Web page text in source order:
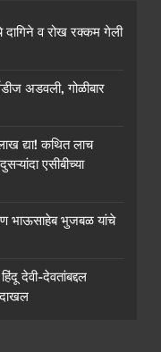
दागिने व रोख रक्कम गेली
अडवली, गोळीबार
द्या! कथित लाच
एसीबीच्या
भाऊसाहेब भुजबळ यांचे
देवी-देवतांबद्दल